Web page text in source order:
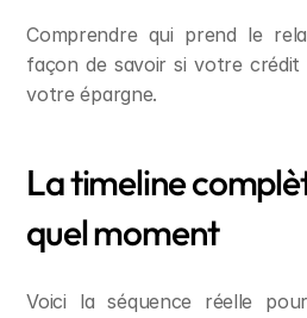
Comprendre qui prend le
façon de savoir si votre crédit
votre épargne.
La timeline
quel moment
Voici la séquence réelle